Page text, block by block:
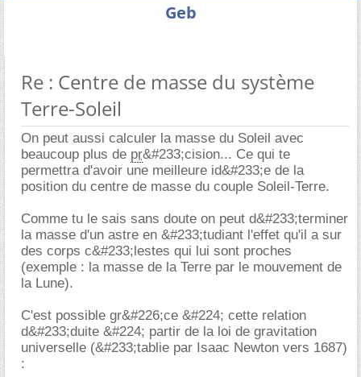
Geb
Re : Centre de masse du système
Terre-Soleil
On peut aussi calculer la masse du Soleil avec
beaucoup plus de pr&#233;cision... Ce qui te
permettra d'avoir une meilleure id&#233;e de la
position du centre de masse du couple Soleil-Terre.
Comme tu le sais sans doute on peut d&#233;terminer
la masse d'un astre en &#233;tudiant l'effet qu'il a sur
des corps c&#233;lestes qui lui sont proches
(exemple : la masse de la Terre par le mouvement de
la Lune).
C'est possible gr&#226;ce &#224; cette relation
d&#233;duite &#224; partir de la loi de gravitation
universelle (&#233;tablie par Isaac Newton vers 1687)
: